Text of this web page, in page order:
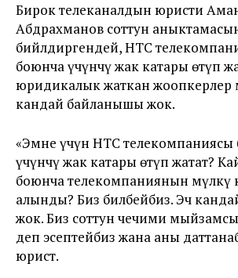
Бирок телеканалдын юристи
Абдрахманов соттун
бийлдиргендей, НТС
боюнча үчүнчү жак катары өтүп
юридикалык жаткан жоопкерлер
кандай байланышы жок.
«Эмне үчүн НТС
үчүнчү жак катары өтүп жатат?
боюнча телекомпаниянын мүлкү
алынды? Биз билбейбиз. Эч
жок. Биз соттун чечими
деп эсептейбиз жана аны
юрист.